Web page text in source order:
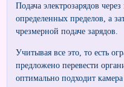
Подача электрозарядов
определенных пределов, а
чрезмерной подаче зарядов.
Учитывая все это, то есть
предложено перевести
оптимально подходит